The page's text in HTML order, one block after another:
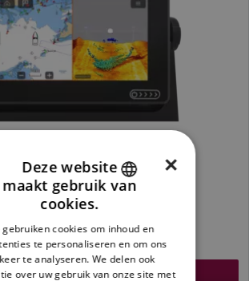
1.324,95 €
Prijzen zijn inclusief btw.
ENGLISH
DANISH
ITALIAN
×
Deze website
maakt gebruik van
cookies.
gebruiken cookies om inhoud en
te personaliseren en om ons
te analyseren. We delen ook
over uw gebruik van onze site met